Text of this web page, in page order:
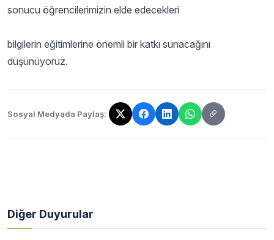
sonucu öğrencilerimizin elde edecekleri
bilgilerin eğitimlerine önemli bir katkı sunacağını
düşünüyoruz.
Sosyal Medyada Paylaş:
Bağlantı kopyalandı!
Diğer Duyurular